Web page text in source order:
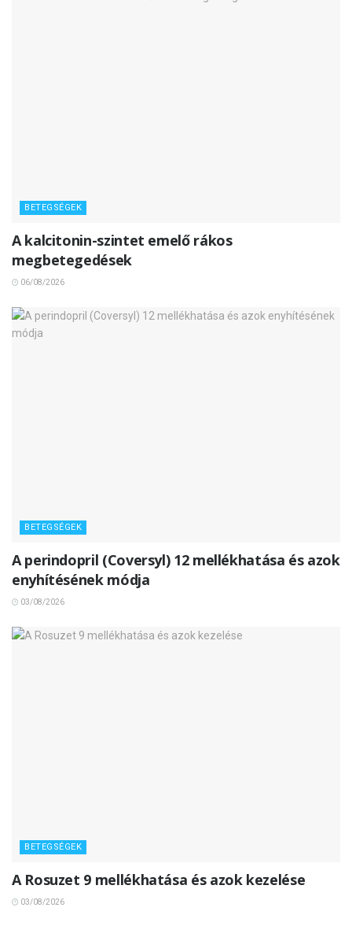
BETEGSÉGEK
A kalcitonin-szintet emelő rákos
megbetegedések
06/08/2026
BETEGSÉGEK
A perindopril (Coversyl) 12 mellékhatása és azok
enyhítésének módja
03/08/2026
BETEGSÉGEK
A Rosuzet 9 mellékhatása és azok kezelése
03/08/2026